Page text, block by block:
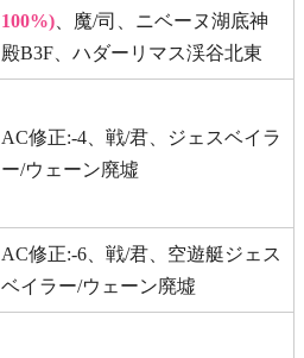
100%) 、魔/司、ニベーヌ湖底神
殿B3F、ハダーリマス渓谷北東
AC修正:-4、戦/君、ジェスベイラ
ー/ウェーン廃墟
AC修正:-6、戦/君、空遊艇ジェス
ベイラー/ウェーン廃墟